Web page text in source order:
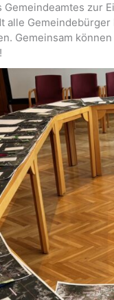
zur
alle
Gemeinsam